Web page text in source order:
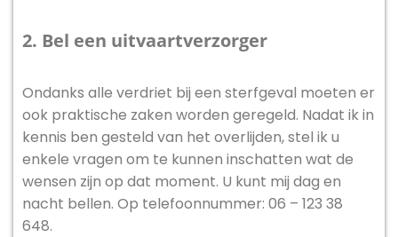
2. Bel een uitvaartverzorger
Ondanks alle verdriet bij een sterfgeval moeten er
ook praktische zaken worden geregeld. Nadat ik in
kennis ben gesteld van het overlijden, stel ik u
enkele vragen om te kunnen inschatten wat de
wensen zijn op dat moment. U kunt mij dag en
nacht bellen. Op telefoonnummer: 06 – 123 38
648.